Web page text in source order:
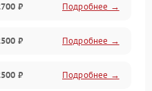
₽ Подробнее →
₽ Подробнее →
₽ Подробнее →